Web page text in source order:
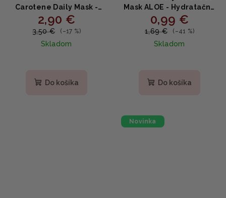
Carotene Daily Mask -
Upokojujúca plátenná
maska s betakaroténom
a niacínamidom
2,90 €
3,50 € (–17 %)
Skladom
Do košíka
Mask ALOE - Hydratačná
plátená maska s aloe
vera 19g
0,99 €
1,69 € (–41 %)
Skladom
Do košíka
Novinka